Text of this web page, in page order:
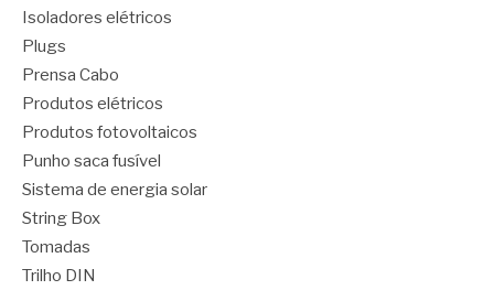
Isoladores elétricos
Plugs
Prensa Cabo
Produtos elétricos
Produtos fotovoltaicos
Punho saca fusível
Sistema de energia solar
String Box
Tomadas
Trilho DIN